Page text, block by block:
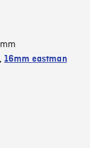
, 16mm eastman